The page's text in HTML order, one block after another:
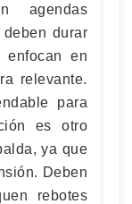
agendas
durar
enfocan en
relevante.
para
es otro
ya que
Deben
rebotes